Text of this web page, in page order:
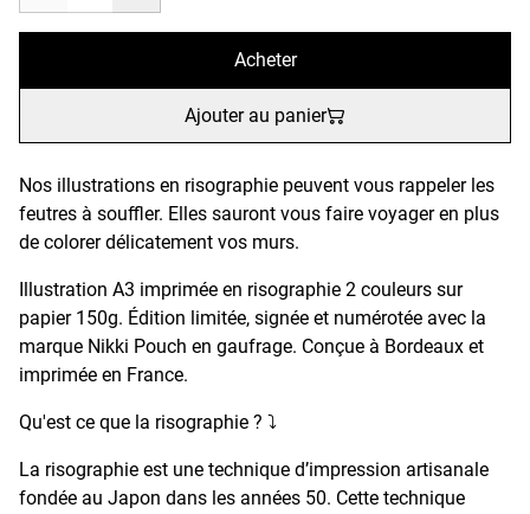
Acheter
Ajouter au panier
Nos illustrations en risographie peuvent vous rappeler les
feutres à souffler. Elles sauront vous faire voyager en plus
de colorer délicatement vos murs.
Illustration A3 imprimée en risographie 2 couleurs sur
papier 150g. Édition limitée, signée et numérotée avec la
marque Nikki Pouch en gaufrage. Conçue à Bordeaux et
imprimée en France.
Qu'est ce que la risographie ? ⤵️
La risographie est une technique d’impression artisanale
fondée au Japon dans les années 50. Cette technique